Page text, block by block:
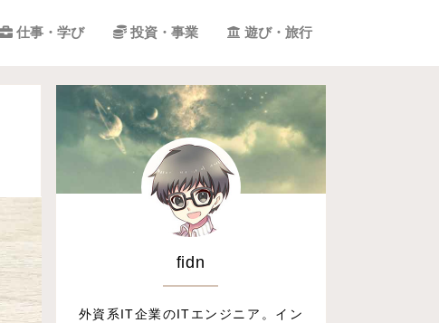
仕事・学び 投資・事業 遊び・旅行
fidn
外資系IT企業のITエンジニア。イン